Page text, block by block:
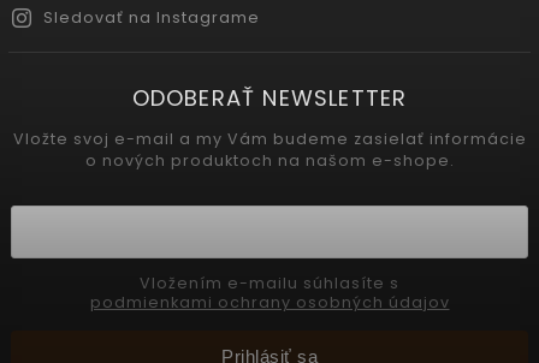
Sledovať na Instagrame
ODOBERAŤ NEWSLETTER
Vložte svoj e-mail a my Vám budeme zasielať informácie
o nových produktoch na našom e-shope.
podmienkami ochrany osobných údajov
Prihlásiť sa